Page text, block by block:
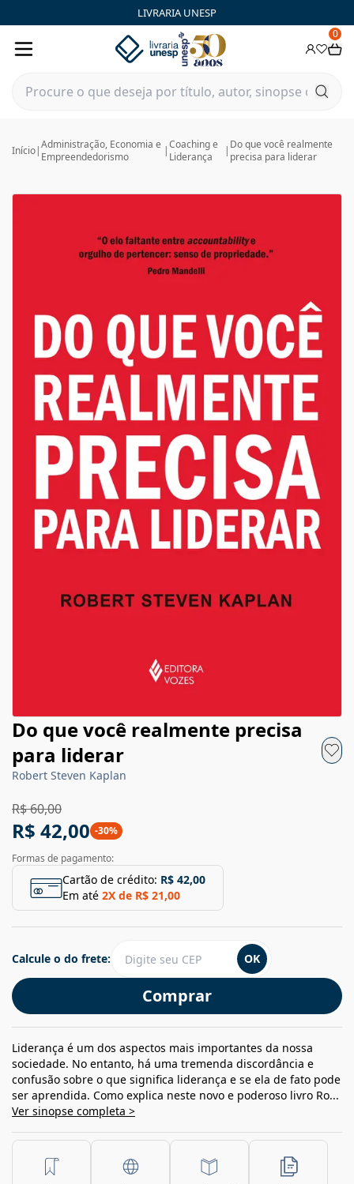
LIVRARIA UNESP
0
Início|Administração, Economia e
Empreendedorismo
|Coaching e
Liderança
| Do que você realmente
precisa para liderar
Do que você realmente precisa
para liderar
Robert Steven Kaplan
R$ 60,00
R$ 42,00 -30%
Formas de pagamento:
Cartão de crédito: R$ 42,00
Em até 2X de R$ 21,00
Comprar
Calcule o do frete: OK
Liderança é um dos aspectos mais importantes da nossa
sociedade. No entanto, há uma tremenda discordância e
confusão sobre o que significa liderança e se ela de fato pode
ser aprendida. Como explica neste novo e poderoso livro Ro...
Ver sinopse completa >